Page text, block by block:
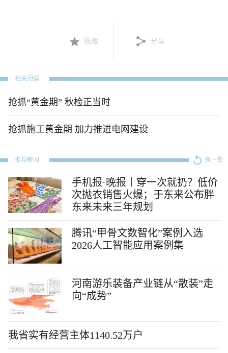
收藏 分享
相关阅读
抢抓“黄金期” 秋检正当时
抢抓施工黄金期 加力推进电网建设
推荐新闻 换一批
手机报·晚报丨穿一次就扔？低价
次抛衣销售火爆；于东来公布胖
东来未来三年规划
腾讯“甲骨文数智化”案例入选
2026人工智能应用案例集
河南游乐装备产业链从“散装”走
向“成势”
我省实有经营主体1140.52万户